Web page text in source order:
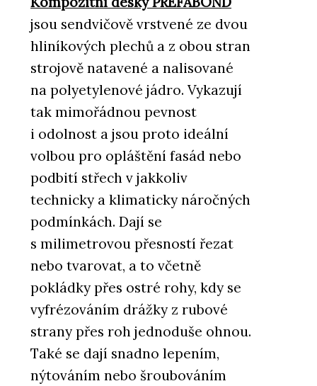
jsou sendvičově vrstvené ze dvou
hliníkových plechů a z obou stran
strojově natavené a nalisované
na polyetylenové jádro. Vykazují
tak mimořádnou pevnost
i odolnost a jsou proto ideální
volbou pro opláštění fasád nebo
podbití střech v jakkoliv
technicky a klimaticky náročných
podmínkách. Dají se
s milimetrovou přesností řezat
nebo tvarovat, a to včetně
pokládky přes ostré rohy, kdy se
vyfrézováním drážky z rubové
strany přes roh jednoduše ohnou.
Také se dají snadno lepením,
nýtováním nebo šroubováním